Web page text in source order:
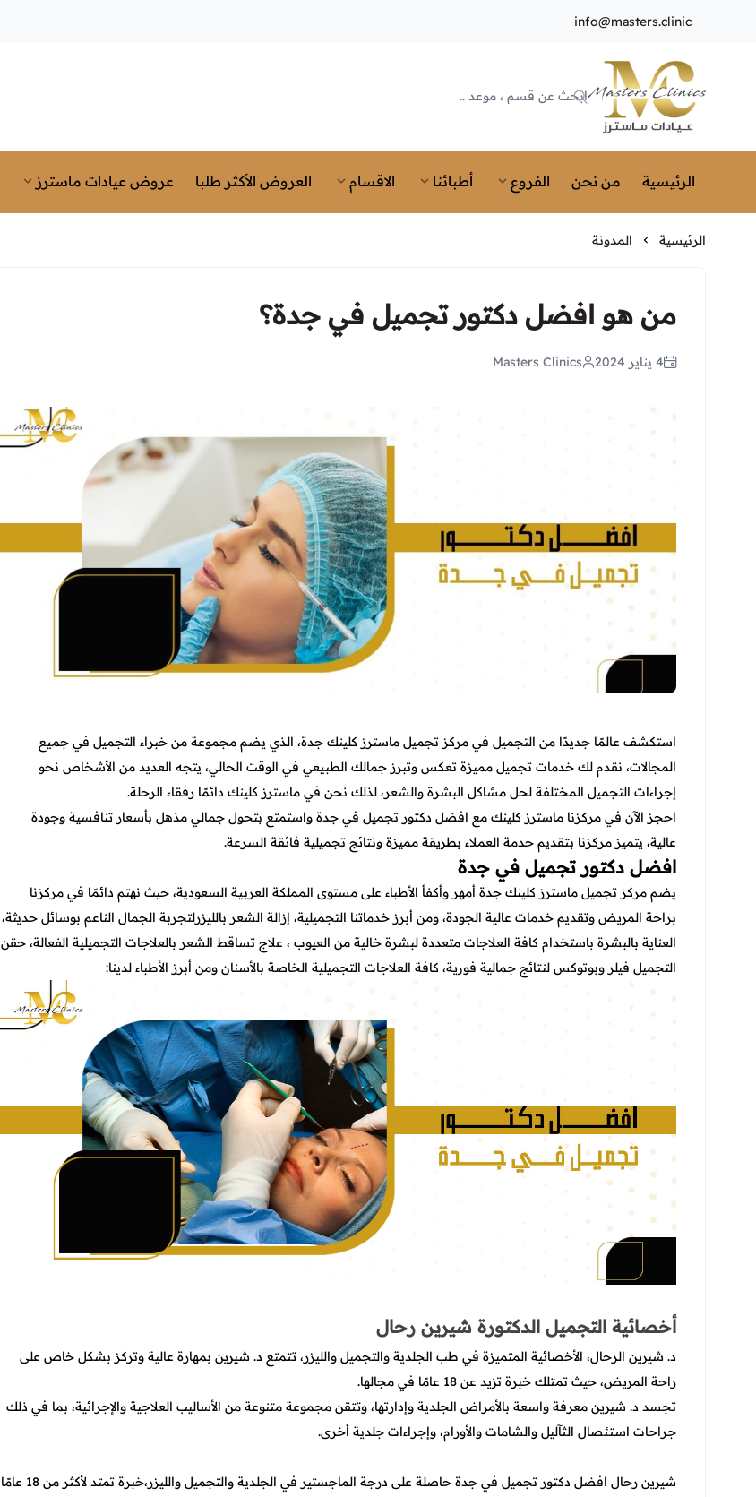
info@masters.clinic
Masters Clinics
الرئيسية من نحن الفروع أطبائنا الاقسام العروض الأكثر طلبا عروض عيادات ماسترز
الرئيسية المدونة
من هو افضل دكتور تجميل في جدة؟
4 يناير 2024 Masters Clinics
استكشف عالمًا جديدًا من التجميل في مركز تجميل ماسترز كلينك جدة، الذي يضم مجموعة من خبراء التجميل في جميع
المجالات، نقدم لك خدمات تجميل مميزة تعكس وتبرز جمالك الطبيعي في الوقت الحالي، يتجه العديد من الأشخاص نحو
إجراءات التجميل المختلفة لحل مشاكل البشرة والشعر، لذلك نحن في ماسترز كلينك دائمًا رفقاء الرحلة.
احجز الآن في مركزنا ماسترز كلينك مع افضل دكتور تجميل في جدة واستمتع بتحول جمالي مذهل بأسعار تنافسية وجودة
عالية، يتميز مركزنا بتقديم خدمة العملاء بطريقة مميزة ونتائج تجميلية فائقة السرعة.
افضل دكتور تجميل في جدة
يضم مركز تجميل ماسترز كلينك جدة أمهر وأكفأ الأطباء على مستوى المملكة العربية السعودية، حيث نهتم دائمًا في مركزنا
براحة المريض وتقديم خدمات عالية الجودة، ومن أبرز خدماتنا التجميلية، إزالة الشعر بالليزرلتجربة الجمال الناعم بوسائل حديثة،
العناية بالبشرة باستخدام كافة العلاجات متعددة لبشرة خالية من العيوب ، علاج تساقط الشعر بالعلاجات التجميلية الفعالة، حقن
التجميل فيلر وبوتوكس لنتائج جمالية فورية، كافة العلاجات التجميلية الخاصة بالأسنان ومن أبرز الأطباء لدينا:
أخصائية التجميل الدكتورة شيرين رحال
د. شيرين الرحال، الأخصائية المتميزة في طب الجلدية والتجميل والليزر، تتمتع د. شيرين بمهارة عالية وتركز بشكل خاص على
راحة المريض، حيث تمتلك خبرة تزيد عن 18 عامًا في مجالها.
تجسد د. شيرين معرفة واسعة بالأمراض الجلدية وإدارتها، وتتقن مجموعة متنوعة من الأساليب العلاجية والإجرائية، بما في ذلك
جراحات استئصال الثآليل والشامات والأورام، وإجراءات جلدية أخرى.
شيرين رحال افضل دكتور تجميل في جدة حاصلة على درجة الماجستير في الجلدية والتجميل والليزر،خبرة تمتد لأكثر من 18 عامًا